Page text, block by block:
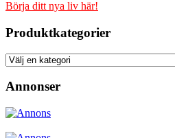
Börja ditt nya liv här!
Produktkategorier
Annonser